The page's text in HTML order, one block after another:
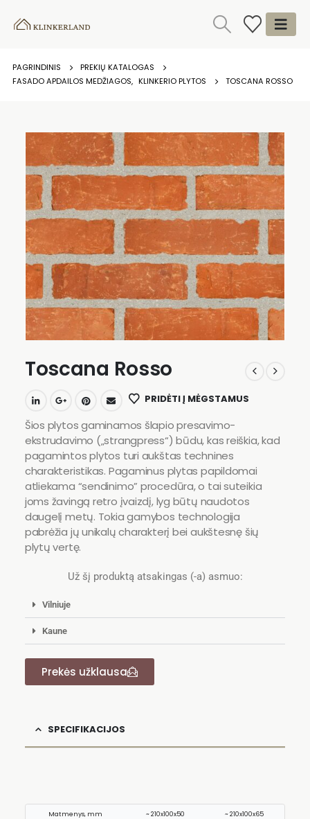
PAGRINDINIS
PREKIŲ KATALOGAS
FASADO APDAILOS MEDŽIAGOS, KLINKERIO PLYTOS TOSCANA ROSSO
Toscana Rosso
PRIDĖTI Į MĖGSTAMUS
Šios plytos gaminamos šlapio presavimo-
ekstrudavimo („strangpress“) būdu, kas reiškia, kad
pagamintos plytos turi aukštas technines
charakteristikas. Pagaminus plytas papildomai
atliekama “sendinimo” procedūra, o tai suteikia
joms žavingą retro įvaizdį, lyg būtų naudotos
daugelį metų. Tokia gamybos technologija
pabrėžia jų unikalų charakterį bei aukštesnę šių
plytų vertę.
Už šį produktą atsakingas (-a) asmuo:
Vilniuje
Kaune
Prekės užklausa
SPECIFIKACIJOS
Matmenys, mm ~ 210x100x50 ~ 210x100x65